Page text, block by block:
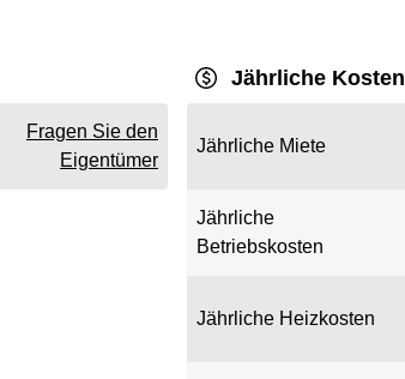
Fragen Sie den
Eigentümer
Jährliche Kosten
Jährliche Miete
Jährliche
Betriebskosten
Jährliche Heizkosten